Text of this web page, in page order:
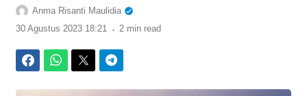
Anma Risanti Maulidia
30 Agustus 2023 18:21 . 2 min read